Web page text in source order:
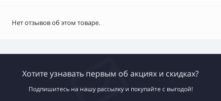
Нет отзывов об этом товаре.
Хотите узнавать первым об акциях и скидках?
Подпишитесь на нашу рассылку и покупайте с выгодой!